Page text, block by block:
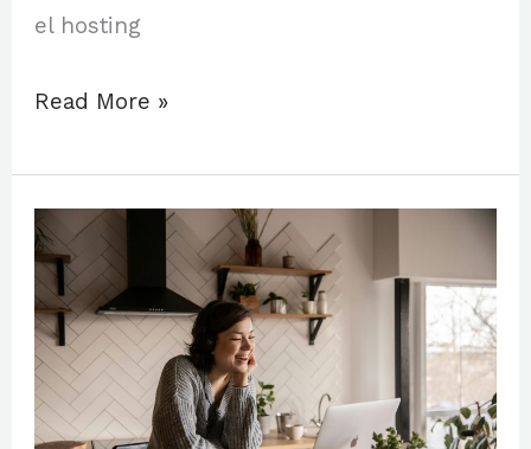
el hosting
Read More »
Soporte